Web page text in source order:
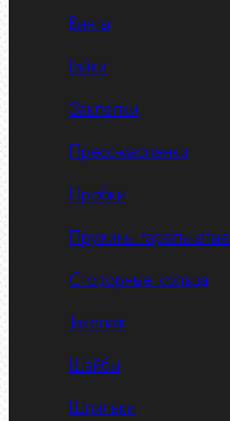
Винты
Гайки
Заклепки
Пресс-масленки
Пробки
Пружины тарельчатые
Стопорные кольца
Такелаж
Шайбы
Шпильки